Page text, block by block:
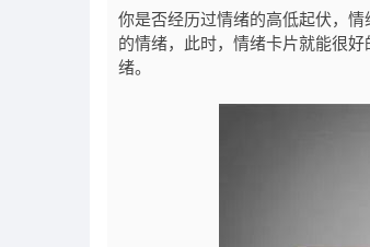
你是否经历过情绪的高低起伏，
的情绪，此时，情绪卡片就能很
绪。